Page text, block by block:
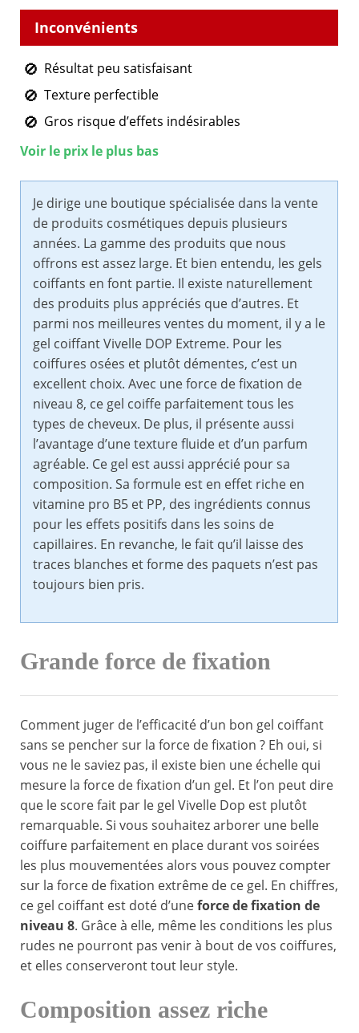
Résultat peu satisfaisant
Texture perfectible
Gros risque d’effets indésirables
Voir le prix le plus bas
Je dirige une boutique spécialisée dans la vente
de produits cosmétiques depuis plusieurs
années. La gamme des produits que nous
offrons est assez large. Et bien entendu, les gels
coiffants en font partie. Il existe naturellement
des produits plus appréciés que d’autres. Et
parmi nos meilleures ventes du moment, il y a le
gel coiffant Vivelle DOP Extreme. Pour les
coiffures osées et plutôt démentes, c’est un
excellent choix. Avec une force de fixation de
niveau 8, ce gel coiffe parfaitement tous les
types de cheveux. De plus, il présente aussi
l’avantage d’une texture fluide et d’un parfum
agréable. Ce gel est aussi apprécié pour sa
composition. Sa formule est en effet riche en
vitamine pro B5 et PP, des ingrédients connus
pour les effets positifs dans les soins de
capillaires. En revanche, le fait qu’il laisse des
traces blanches et forme des paquets n’est pas
toujours bien pris.
Grande force de fixation
Comment juger de l’efficacité d’un bon gel coiffant
sans se pencher sur la force de fixation ? Eh oui, si
vous ne le saviez pas, il existe bien une échelle qui
mesure la force de fixation d’un gel. Et l’on peut dire
que le score fait par le gel Vivelle Dop est plutôt
remarquable. Si vous souhaitez arborer une belle
coiffure parfaitement en place durant vos soirées
les plus mouvementées alors vous pouvez compter
sur la force de fixation extrême de ce gel. En chiffres,
ce gel coiffant est doté d’uneforce de fixation de
niveau 8. Grâce à elle, même les conditions les plus
rudes ne pourront pas venir à bout de vos coiffures,
et elles conserveront tout leur style.
Composition assez riche